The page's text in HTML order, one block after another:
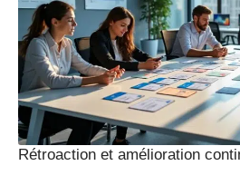
Rétroaction et amélioration